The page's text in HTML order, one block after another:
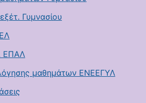
Γυμνασίου
ΕΠΑΛ
μαθημάτων ΕΝΕΕΓΥΛ